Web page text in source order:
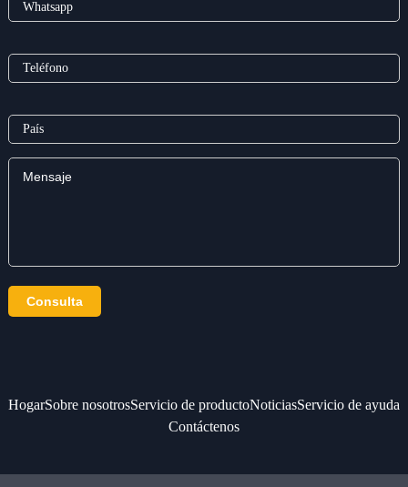
HogarSobre nosotrosServicio de productoNoticiasServicio de ayuda
Contáctenos